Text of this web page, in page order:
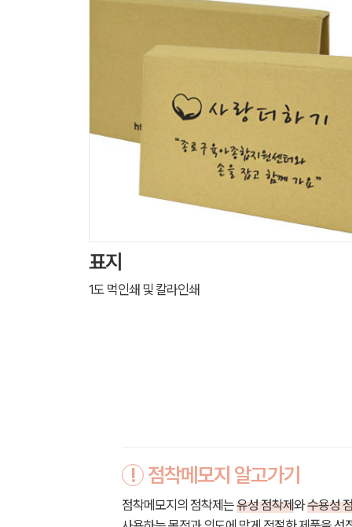
표지
1도 먹인쇄 및 칼라인쇄
! 점착메모지 알고가기
점착메모지의 점착제는유성 점착제와수용성